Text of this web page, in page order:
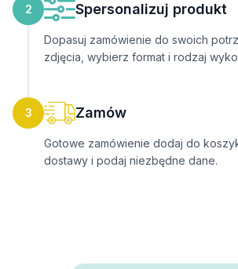
2 Spersonalizuj produkt
Dopasuj zamówienie do swoich
zdjęcia, wybierz format i rodzaj
3 Zamów
Gotowe zamówienie dodaj do
dostawy i podaj niezbędne dane.